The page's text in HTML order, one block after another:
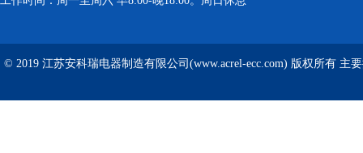
© 2019 江苏安科瑞电器制造有限公司(www.acrel-ecc.com) 版权所有 主